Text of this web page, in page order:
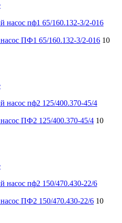
ПФ1 65/160.132-3/2-016 10
ПФ2 125/400.370-45/4 10
ПФ2 150/470.430-22/6 10